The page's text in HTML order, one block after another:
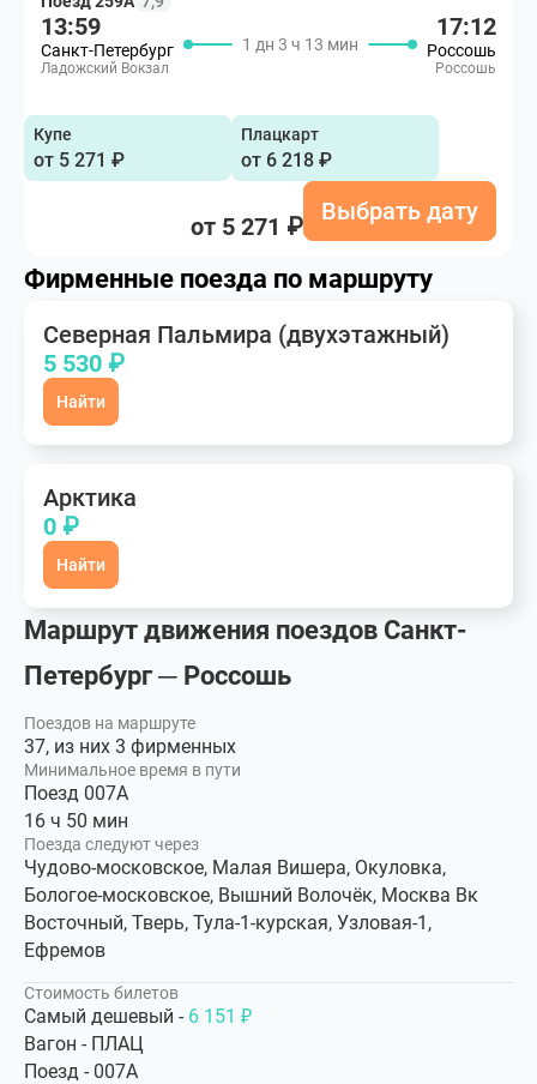
13:59
Санкт-Петербург
Ладожский Вокзал
1 дн 3 ч 13 мин
17:12
Россошь
Россошь
Купе
от 5 271 ₽
Плацкарт
от 6 218 ₽
от 5 271 ₽
Выбрать дату
Фирменные поезда по маршруту
Северная Пальмира (двухэтажный)
5 530 ₽
Найти
Арктика
0 ₽
Найти
Маршрут движения поездов Санкт-
Петербург ─ Россошь
Поездов на маршруте
37, из них 3 фирменных
Минимальное время в пути
Поезд 007А
16 ч 50 мин
Поезда следуют через
Чудово-московское, Малая Вишера, Окуловка,
Бологое-московское, Вышний Волочёк, Москва Вк
Восточный, Тверь, Тула-1-курская, Узловая-1,
Ефремов
Стоимость билетов
Самый дешевый - 6 151 ₽
Вагон - ПЛАЦ
Поезд - 007А